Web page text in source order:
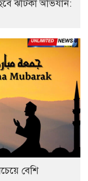
ঝটিকা অভিযান:
বেশি